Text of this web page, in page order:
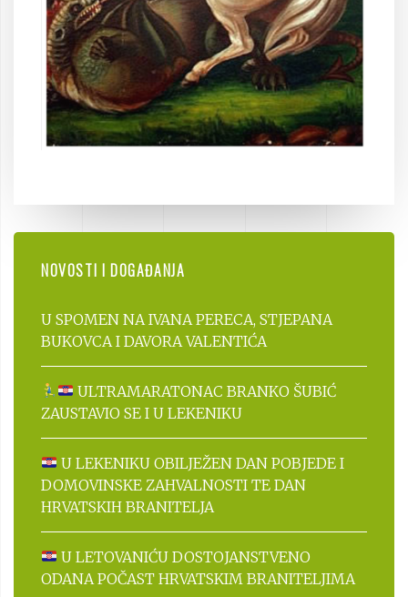
NOVOSTI I DOGAĐANJA
U SPOMEN NA IVANA PERECA, STJEPANA
BUKOVCA I DAVORA VALENTIĆA
ULTRAMARATONAC BRANKO ŠUBIĆ
ZAUSTAVIO SE I U LEKENIKU
U LEKENIKU OBILJEŽEN DAN POBJEDE I
DOMOVINSKE ZAHVALNOSTI TE DAN
HRVATSKIH BRANITELJA
U LETOVANIĆU DOSTOJANSTVENO
ODANA POČAST HRVATSKIM BRANITELJIMA